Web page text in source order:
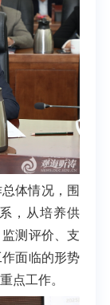
体情况，围
，从培养供
测评价、支
面临的形势
点工作。